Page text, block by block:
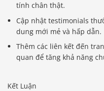
tính chân thật.
Cập nhật testimonials
dung mới mẻ và hấp dẫn.
Thêm các liên kết đến
quan để tăng khả năng
Kết Luận